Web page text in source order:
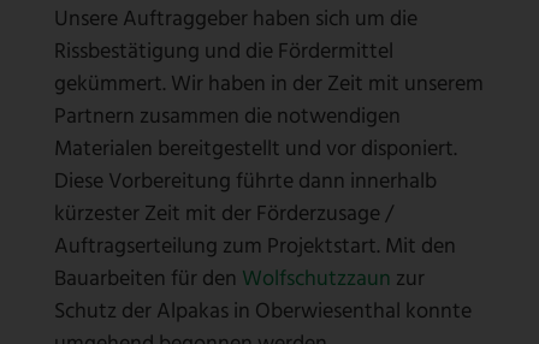
Unsere Auftraggeber haben sich um die
Rissbestätigung und die Fördermittel
gekümmert. Wir haben in der Zeit mit unserem
Partnern zusammen die notwendigen
Materialen bereitgestellt und vor disponiert.
Diese Vorbereitung führte dann innerhalb
kürzester Zeit mit der Förderzusage /
Auftragserteilung zum Projektstart. Mit den
Bauarbeiten für den Wolfschutzzaun zur
Schutz der Alpakas in Oberwiesenthal konnte